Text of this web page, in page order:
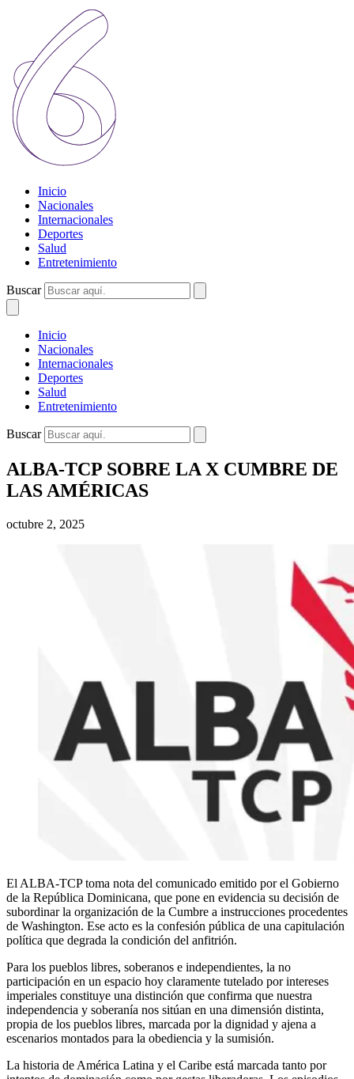
Inicio
Nacionales
Internacionales
Deportes
Salud
Entretenimiento
Buscar
Inicio
Nacionales
Internacionales
Deportes
Salud
Entretenimiento
Buscar
ALBA-TCP SOBRE LA X CUMBRE DE
LAS AMÉRICAS
octubre 2, 2025
El ALBA-TCP toma nota del comunicado emitido por el Gobierno
de la República Dominicana, que pone en evidencia su decisión de
subordinar la organización de la Cumbre a instrucciones procedentes
de Washington. Ese acto es la confesión pública de una capitulación
política que degrada la condición del anfitrión.
Para los pueblos libres, soberanos e independientes, la no
participación en un espacio hoy claramente tutelado por intereses
imperiales constituye una distinción que confirma que nuestra
independencia y soberanía nos sitúan en una dimensión distinta,
propia de los pueblos libres, marcada por la dignidad y ajena a
escenarios montados para la obediencia y la sumisión.
La historia de América Latina y el Caribe está marcada tanto por